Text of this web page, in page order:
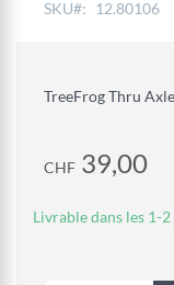
SKU 12.80106
TreeFrog Thru
CHF 39,00
Livrable dans les 1-